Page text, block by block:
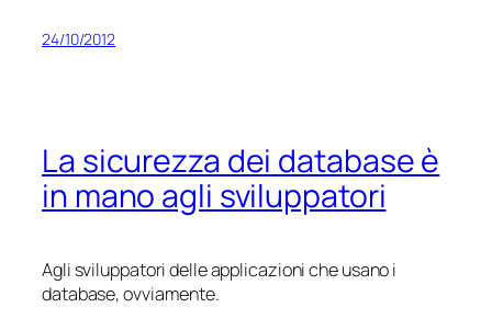
24/10/2012
La sicurezza dei database è
in mano agli sviluppatori
Agli sviluppatori delle applicazioni che usano i
database, ovviamente.